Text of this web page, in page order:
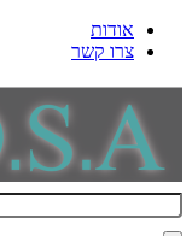
אודות
צרו קשר